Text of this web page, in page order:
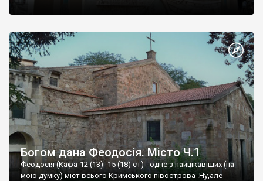
Богом дана Феодосія. Місто Ч.1
Феодосія (Кафа-12 (13) -15 (18) ст) - одне з найцікавіших (на
мою думку) міст всього Кримського півострова .Ну,але